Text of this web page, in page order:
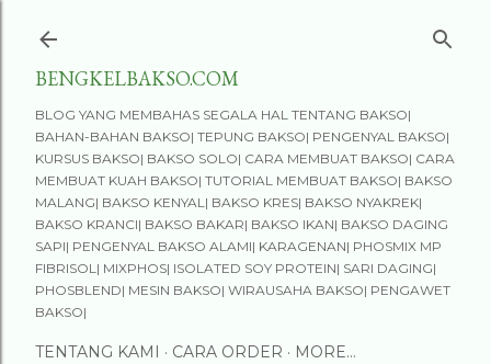
BENGKELBAKSO.COM
BLOG YANG MEMBAHAS SEGALA HAL TENTANG BAKSO|
BAHAN-BAHAN BAKSO| TEPUNG BAKSO| PENGENYAL BAKSO|
KURSUS BAKSO| BAKSO SOLO| CARA MEMBUAT BAKSO| CARA
MEMBUAT KUAH BAKSO| TUTORIAL MEMBUAT BAKSO| BAKSO
MALANG| BAKSO KENYAL| BAKSO KRES| BAKSO NYAKREK|
BAKSO KRANCI| BAKSO BAKAR| BAKSO IKAN| BAKSO DAGING
SAPI| PENGENYAL BAKSO ALAMI| KARAGENAN| PHOSMIX MP
FIBRISOL| MIXPHOS| ISOLATED SOY PROTEIN| SARI DAGING|
PHOSBLEND| MESIN BAKSO| WIRAUSAHA BAKSO| PENGAWET
BAKSO|
TENTANG KAMI CARA ORDER MORE…